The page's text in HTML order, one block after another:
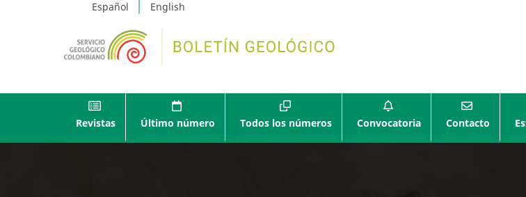
Español English
Revistas Último número Todos los números Convocatoria Contacto